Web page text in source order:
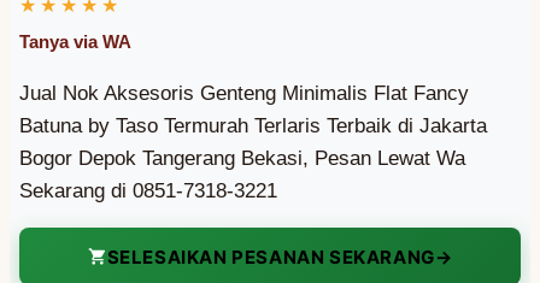
Jual Nok Aksesoris Genteng Minimalis Flat Fancy
Batuna by Taso Termurah Terlaris Terbaik di Jakarta
Bogor Depok Tangerang Bekasi, Pesan Lewat Wa
Sekarang di 0851-7318-3221
SELESAIKAN PESANAN SEKARANG